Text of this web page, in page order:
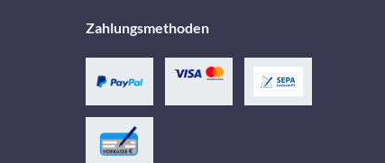
Zahlungsmethoden